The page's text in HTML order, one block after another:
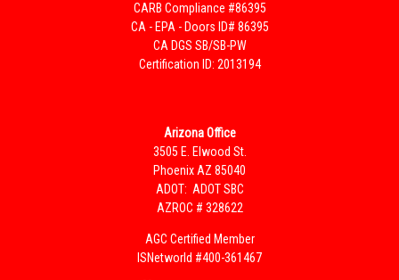
CARB Compliance #86395
CA - EPA - Doors ID# 86395
CA DGS SB/SB-PW
Certification ID: 2013194
Arizona Office
3505 E. Elwood St.
Phoenix AZ 85040
ADOT: ADOT SBC
AZROC # 328622
AGC Certified Member
ISNetworld #400-361467